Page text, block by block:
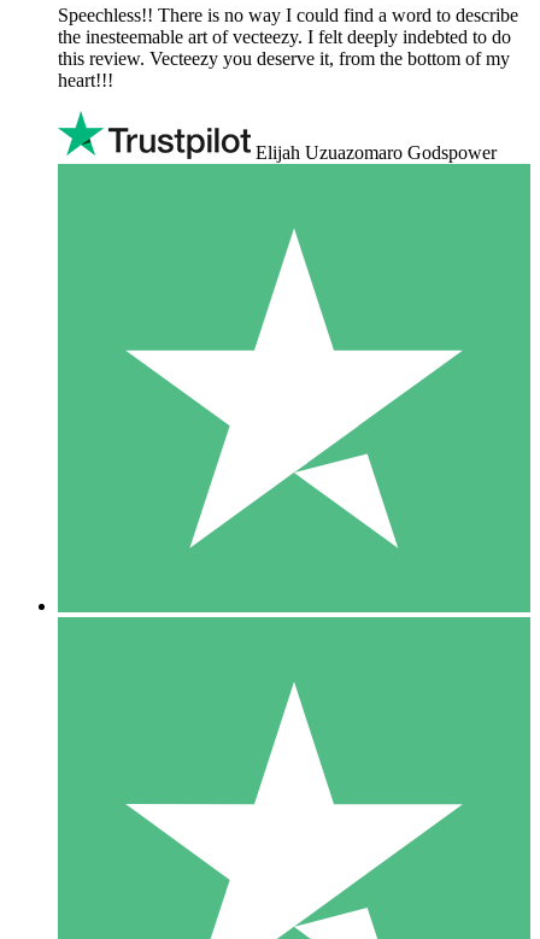
Speechless!! There is no way I could find a word to describe
the inesteemable art of vecteezy. I felt deeply indebted to do
this review. Vecteezy you deserve it, from the bottom of my
heart!!!
Elijah Uzuazomaro Godspower